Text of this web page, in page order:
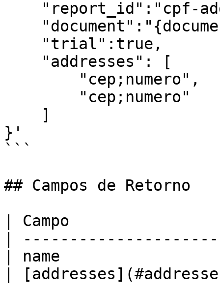
}'
```
## Campos de Retorno
| Campo
|
| name
|